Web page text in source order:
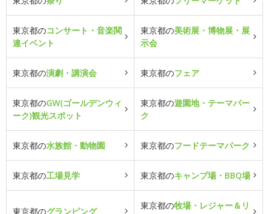
東京都のコンサート・音楽関
連イベント
東京都の美術展・博物展・展
示会
東京都の演劇・講演会 東京都のフェア
東京都のGW(ゴールデンウィ
ーク)観光スポット
東京都の遊園地・テーマパー
ク
東京都の水族館・動物園 東京都のフードテーマパーク
東京都の工場見学 東京都のキャンプ場・BBQ場
東京都のグランピング
東京都の牧場・レジャー＆リ